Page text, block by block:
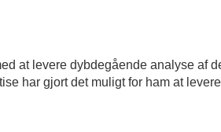
at levere dybdegående analyse af
har gjort det muligt for ham at levere